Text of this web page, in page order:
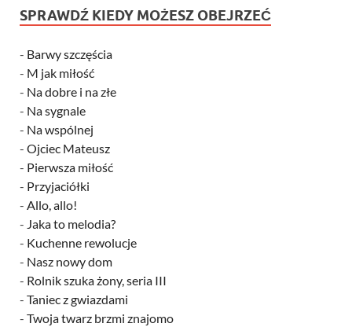
SPRAWDŹ KIEDY MOŻESZ OBEJRZEĆ
- Barwy szczęścia
- M jak miłość
- Na dobre i na złe
- Na sygnale
- Na wspólnej
- Ojciec Mateusz
- Pierwsza miłość
- Przyjaciółki
- Allo, allo!
- Jaka to melodia?
- Kuchenne rewolucje
- Nasz nowy dom
- Rolnik szuka żony, seria III
- Taniec z gwiazdami
- Twoja twarz brzmi znajomo